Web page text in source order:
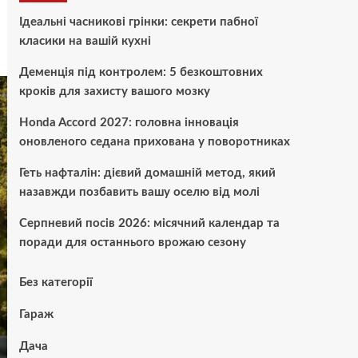
Ідеальні часникові грінки: секрети пабної
класики на вашій кухні
Деменція під контролем: 5 безкоштовних
кроків для захисту вашого мозку
Honda Accord 2027: головна інновація
оновленого седана прихована у поворотниках
Геть нафталін: дієвий домашній метод, який
назавжди позбавить вашу оселю від молі
Серпневий посів 2026: місячний календар та
поради для останнього врожаю сезону
Без категорії
Гараж
Дача